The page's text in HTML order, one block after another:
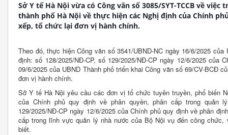
Sở Y tế Hà Nội vừa có Công văn số 3085/SYT-TCCB về
thành phố Hà Nội về thực hiện các Nghị định của Chính
xếp, tổ chức lại đơn vị hành chính.
Theo đó, thực hiện Công văn số 3541/UBND-NC ngày 16/6/2025
định: số 128/2025/NĐ-CP, số 129/2025/NĐ-CP ngày 12/6/2025 của
09/6/2025 của UBND Thành phố triển khai Công văn số 69/CV-BCĐ
đơn vị hành chính.
Sở Y tế Hà Nội yêu cầu các đơn vị tổ chức tuyên truyền, phổ biến
của Chính phủ quy định về phân quyền, phân cấp trong
129/2025/NĐ-CP ngày 12/6/2025 của Chính phủ quy định về phân
cấp trong lĩnh vực quản lý nhà nước của Bộ Nội vụ đến công
biết.